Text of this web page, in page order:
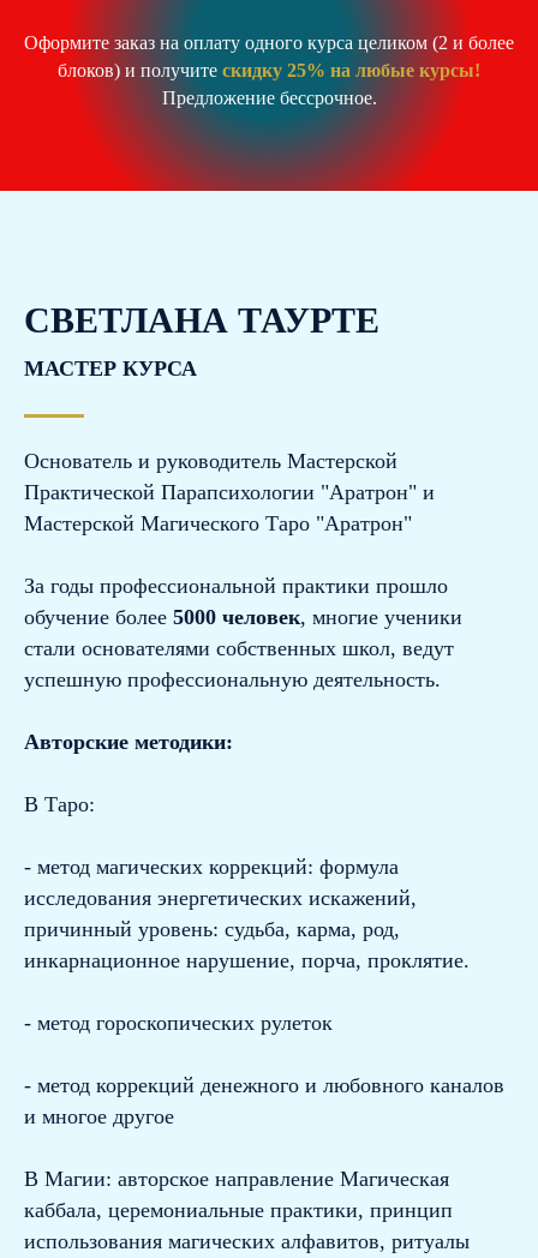
Оформите заказ на оплату одного курса целиком (2 и более
блоков) и получите скидку 25% на любые курсы!
Предложение бессрочное.
СВЕТЛАНА ТАУРТЕ
МАСТЕР КУРСА
Основатель и руководитель Мастерской
Практической Парапсихологии "Аратрон" и
Мастерской Магического Таро "Аратрон"
За годы профессиональной практики прошло
обучение более 5000 человек, многие ученики
стали основателями собственных школ, ведут
успешную профессиональную деятельность.
Авторские методики:
В Таро:
- метод магических коррекций: формула
исследования энергетических искажений,
причинный уровень: судьба, карма, род,
инкарнационное нарушение, порча, проклятие.
- метод гороскопических рулеток
- метод коррекций денежного и любовного каналов
и многое другое
В Магии: авторское направление Магическая
каббала, церемониальные практики, принцип
использования магических алфавитов, ритуалы